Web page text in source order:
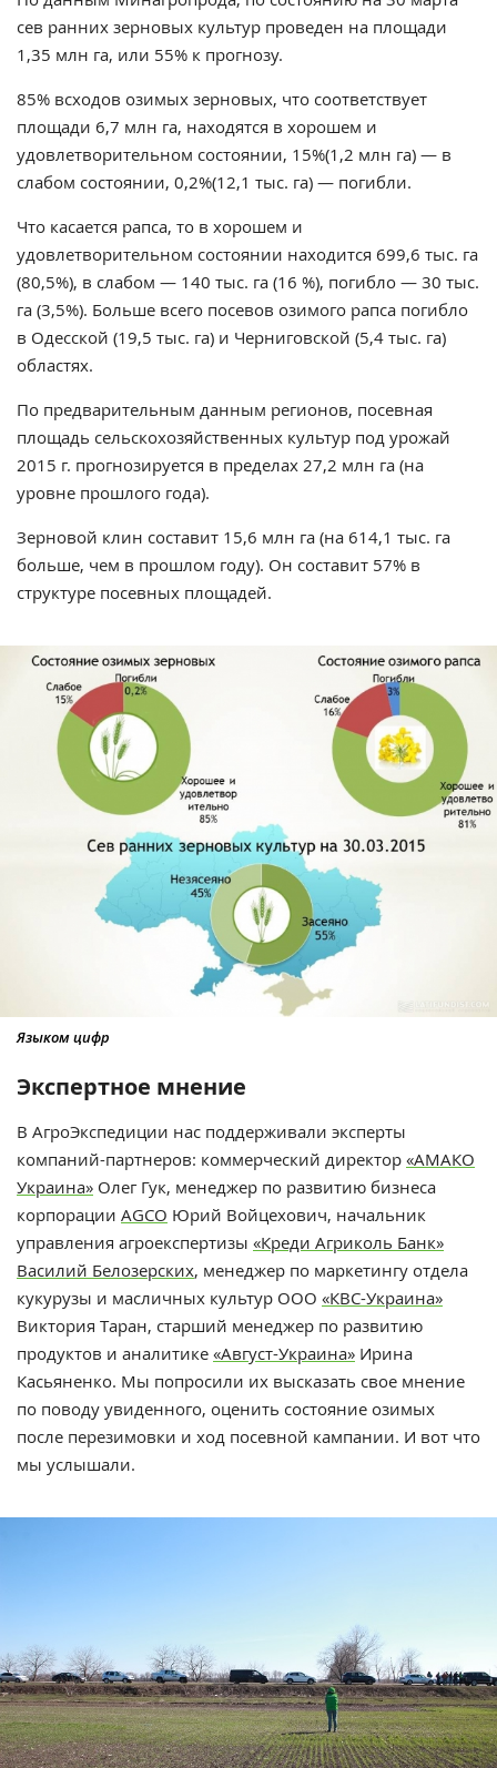
сев ранних зерновых культур проведен на площади
1,35 млн га, или 55% к прогнозу.
85% всходов озимых зерновых, что соответствует
площади 6,7 млн га, находятся в хорошем и
удовлетворительном состоянии, 15%(1,2 млн га) — в
слабом состоянии, 0,2%(12,1 тыс. га) — погибли.
Что касается рапса, то в хорошем и
удовлетворительном состоянии находится 699,6 тыс. га
(80,5%), в слабом — 140 тыс. га (16 %), погибло — 30 тыс.
га (3,5%). Больше всего посевов озимого рапса погибло
в Одесской (19,5 тыс. га) и Черниговской (5,4 тыс. га)
областях.
По предварительным данным регионов, посевная
площадь сельскохозяйственных культур под урожай
2015 г. прогнозируется в пределах 27,2 млн га (на
уровне прошлого года).
Зерновой клин составит 15,6 млн га (на 614,1 тыс. га
больше, чем в прошлом году). Он составит 57% в
структуре посевных площадей.
Языком цифр
Экспертное мнение
В АгроЭкспедиции нас поддерживали эксперты
компаний-партнеров: коммерческий директор «АМАКО
Украина» Олег Гук, менеджер по развитию бизнеса
корпорации AGCO Юрий Войцехович, начальник
управления агроекспертизы «Креди Агриколь Банк»
Василий Белозерских, менеджер по маркетингу отдела
кукурузы и масличных культур ООО «КВС-Украина»
Виктория Таран, старший менеджер по развитию
продуктов и аналитике «Август-Украина» Ирина
Касьяненко. Мы попросили их высказать свое мнение
по поводу увиденного, оценить состояние озимых
после перезимовки и ход посевной кампании. И вот что
мы услышали.